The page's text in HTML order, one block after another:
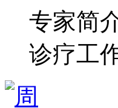
专家简
诊疗工